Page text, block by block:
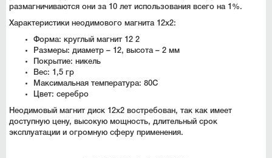
размагничиваются они за 10 лет использования всего на 1%.
Характеристики неодимового магнита 12х2:
Форма: круглый магнит 12 2
Размеры: диаметр – 12, высота – 2 мм
Покрытие: никель
Вес: 1,5 гр
Максимальная температура: 80С
Цвет: серебро
Неодимовый магнит диск 12х2 востребован, так как имеет
доступную цену, высокую мощность, длительный срок
эксплуатации и огромную сферу применения.